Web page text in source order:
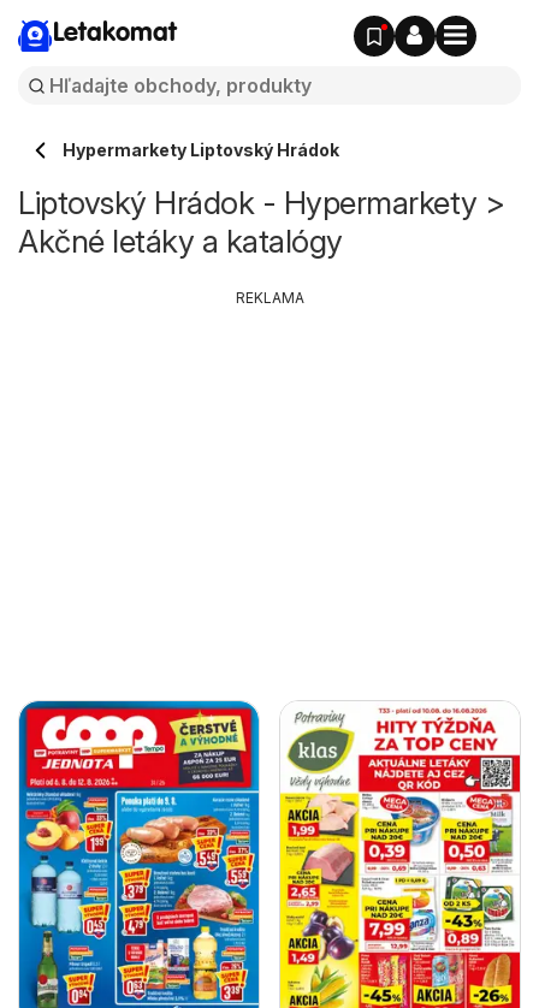
Letakomat
Hypermarkety Liptovský Hrádok
Liptovský Hrádok - Hypermarkety >
Akčné letáky a katalógy
REKLAMA